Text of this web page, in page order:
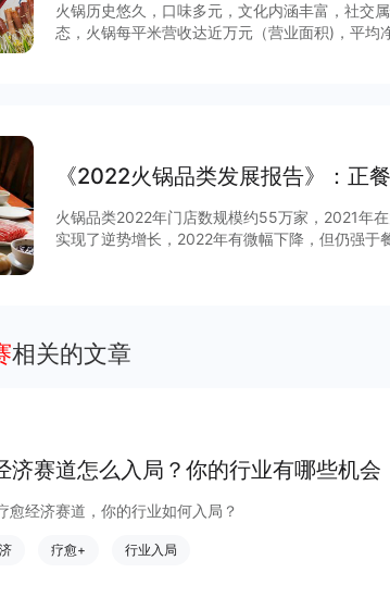
火锅历史悠久，口味多元，文化内涵丰富，社交
态，火锅每平米营收达近万元（营业面积)，平
《2022火锅品类发展报告》：正
火锅品类2022年门店数规模约55万家，2021年
实现了逆势增长，2022年有微幅下降，但仍强于餐饮大盘表现。 和同
相关的文章
济赛道怎么入局？你的行业有哪些机会
愈经济赛道，你的行业如何入局？
疗愈+ 行业入局